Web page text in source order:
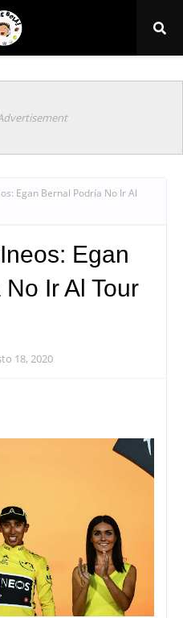
Egan Bernal Podría No Ir Al
Egan
Ir Al Tour
18, 2020